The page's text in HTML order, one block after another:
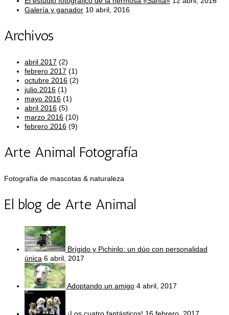
Galería y ganador 10 abril, 2016
Archivos
abril 2017 (2)
febrero 2017 (1)
octubre 2016 (2)
julio 2016 (1)
mayo 2016 (1)
abril 2016 (5)
marzo 2016 (10)
febrero 2016 (9)
Arte Animal Fotografía
Fotografía de mascotas & naturaleza
El blog de Arte Animal
Brígido y Pichirilo: un dúo con personalidad
única 6 abril, 2017
Adoptando un amigo 4 abril, 2017